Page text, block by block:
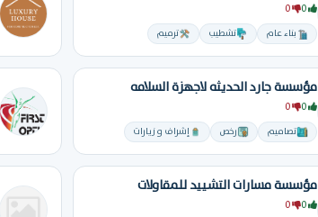
0
0
بناء عام تشطيب ترميم
مؤسسة جارد الحديثه لاجهزة السلامه
0
0
تصاميم رخص إشراف و زيارات
مؤسسة مسارات التشييد للمقاولات
0
0